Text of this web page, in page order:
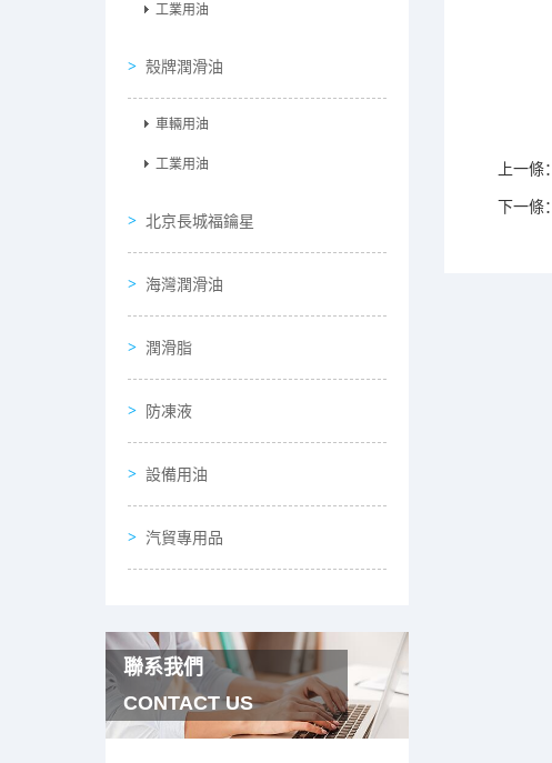
工業用油
殼牌潤滑油
車輛用油
工業用油
北京長城福鑰星
海灣潤滑油
潤滑脂
防凍液
設備用油
汽貿專用品
聯系我們
CONTACT US
上一條：
下一條：